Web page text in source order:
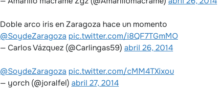
Doble arco iris en Zaragoza hace un momento
@SoydeZaragoza pic.twitter.com/i8QF7TGmMO
— Carlos Vázquez (@Carlingas59) abril 26, 2014
@SoydeZaragoza pic.twitter.com/cMM4TXixou
— yorch (@joralfel) abril 27, 2014